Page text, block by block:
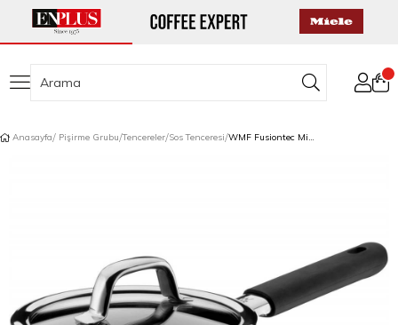
Anasayfa Pişirme Grubu Tencereler Sos Tenceresi WMF Fusiontec Mineral Sos Tenceresi 16 cm Platinum Gri